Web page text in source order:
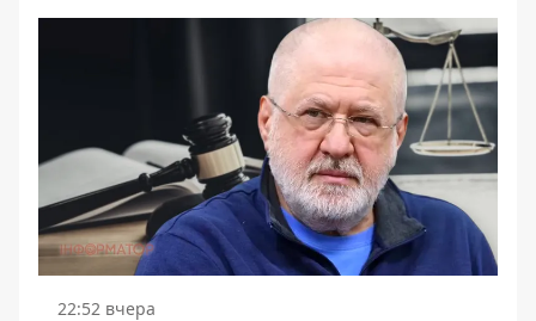
22:52 вчера